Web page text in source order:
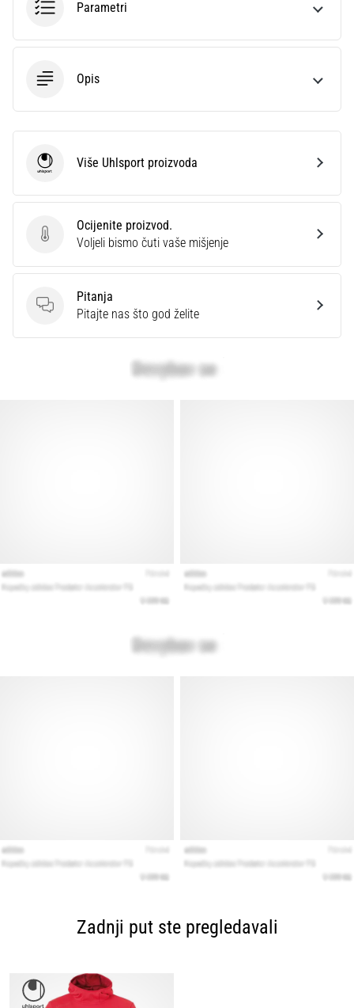
Parametri
Opis
Ocijenite proizvod.
Ocijenite proizvod.
Voljeli bismo čuti vaše mišjenje
Pitanja
Pitanja
Pitajte nas što god želite
UhlsportViše Uhlsport proizvoda
Zadnji put ste pregledavali